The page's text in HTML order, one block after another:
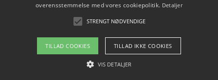
Om / kontakt
Blog Betingelser
overensstemmelse med vores cookiepolitik. Detaljer
STRENGT NØDVENDIGE
TILLAD COOKIES TILLAD IKKE COOKIES
VIS DETALJER